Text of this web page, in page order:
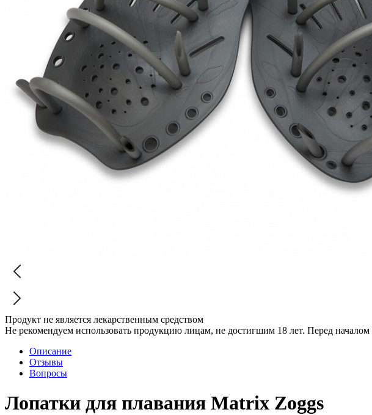
Продукт не является лекарственным средством
Не рекомендуем использовать продукцию лицам, не достигшим 18 лет. Перед
Описание
Отзывы
Вопросы
Лопатки для плавания Matrix Zoggs